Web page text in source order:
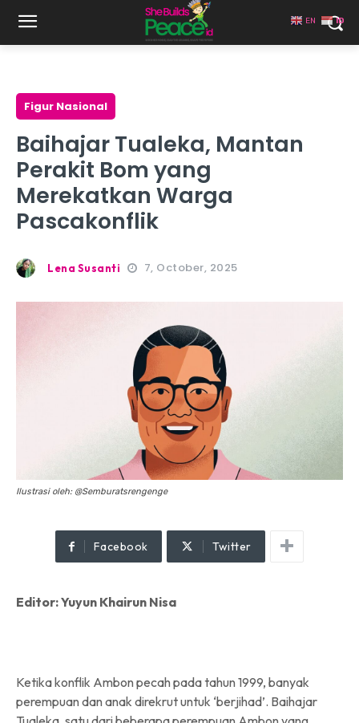
Figur Nasional
Baihajar Tualeka, Mantan
Perakit Bom yang
Merekatkan Warga
Pascakonflik
Lena Susanti 7, October, 2025
Ilustrasi oleh: @Semburatsrengenge
Facebook Twitter
Editor: Yuyun Khairun Nisa
Ketika konflik Ambon pecah pada tahun 1999, banyak
perempuan dan anak direkrut untuk ‘berjihad’. Baihajar
EN ID